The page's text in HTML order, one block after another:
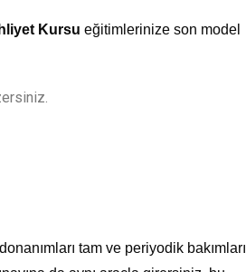
Kursu eğitimlerinize son model
tam ve periyodik bakımları